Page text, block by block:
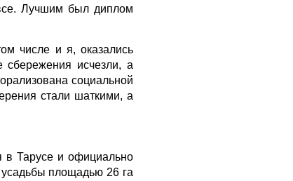
Лучшим был диплом
числе и я, оказались
сбережения исчезли, а
социальной
стали шаткими, а
в Тарусе и официально
площадью 26 га